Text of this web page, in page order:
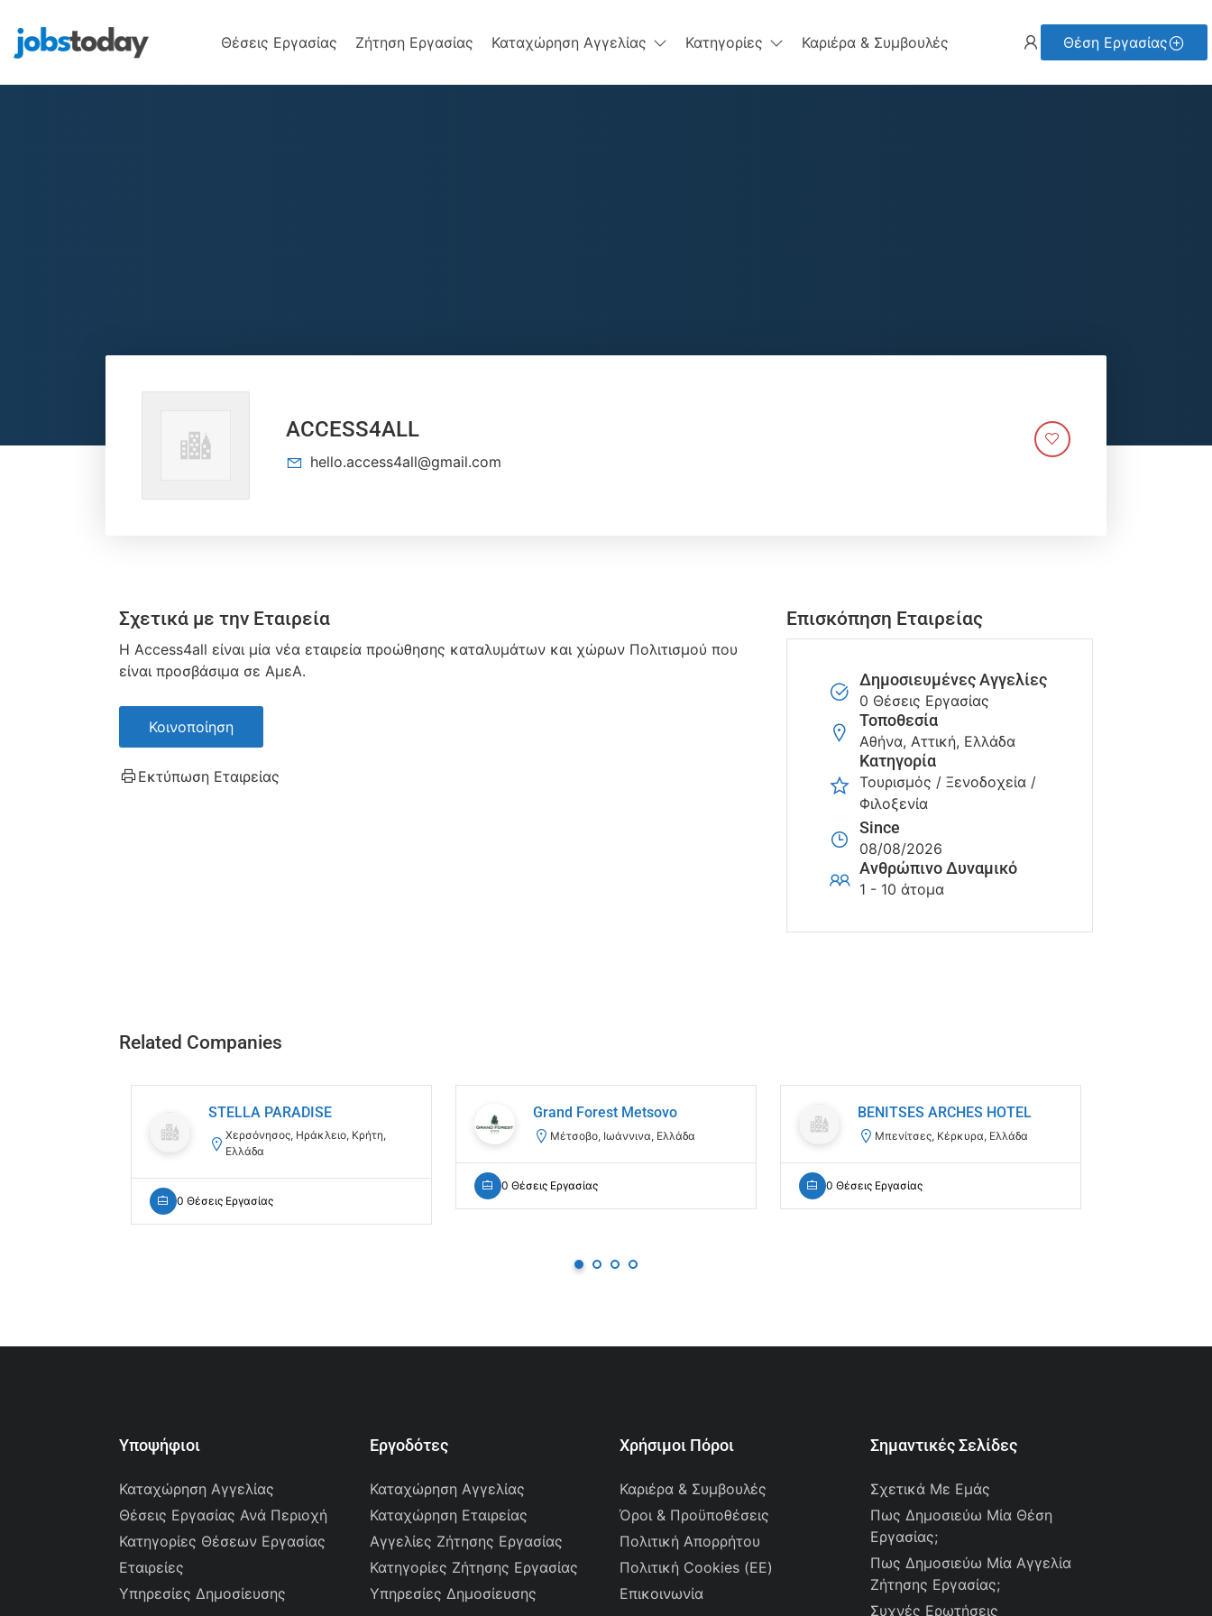
Θέσεις Εργασίας Ζήτηση Εργασίας Καταχώρηση Αγγελίας Κατηγορίες Καριέρα & Συμβουλές Θέση Εργασίας
ACCESS4ALL
hello.access4all@gmail.com
Σχετικά με την Εταιρεία
H Access4all είναι μία νέα εταιρεία προώθησης καταλυμάτων και χώρων Πολιτισμού που
είναι προσβάσιμα σε ΑμεΑ.
Κοινοποίηση
Εκτύπωση Εταιρείας
Επισκόπηση Εταιρείας
Δημοσιευμένες Αγγελίες
0 Θέσεις Εργασίας
Τοποθεσία
Αθήνα, Αττική, Ελλάδα
Κατηγορία
Τουρισμός / Ξενοδοχεία /
Φιλοξενία
Since
08/08/2026
Ανθρώπινο Δυναμικό
1 - 10 άτομα
Related Companies
STELLA PARADISE
Χερσόνησος, Ηράκλειο, Κρήτη,
Ελλάδα
0 Θέσεις Εργασίας
Grand Forest Metsovo
Μέτσοβο, Ιωάννινα, Ελλάδα
0 Θέσεις Εργασίας
BENITSES ARCHES HOTEL
Μπενίτσες, Κέρκυρα, Ελλάδα
0 Θέσεις Εργασίας
Υποψήφιοι
Καταχώρηση Αγγελίας
Θέσεις Εργασίας Ανά Περιοχή
Κατηγορίες Θέσεων Εργασίας
Εταιρείες
Υπηρεσίες Δημοσίευσης
Εργοδότες
Καταχώρηση Αγγελίας
Καταχώρηση Εταιρείας
Αγγελίες Ζήτησης Εργασίας
Κατηγορίες Ζήτησης Εργασίας
Υπηρεσίες Δημοσίευσης
Χρήσιμοι Πόροι
Καριέρα & Συμβουλές
Όροι & Προϋποθέσεις
Πολιτική Απορρήτου
Πολιτική Cookies (ΕΕ)
Επικοινωνία
Σημαντικές Σελίδες
Σχετικά Με Εμάς
Πως Δημοσιεύω Μία Θέση
Εργασίας;
Πως Δημοσιεύω Μία Αγγελία
Ζήτησης Εργασίας;
Συχνές Ερωτήσεις